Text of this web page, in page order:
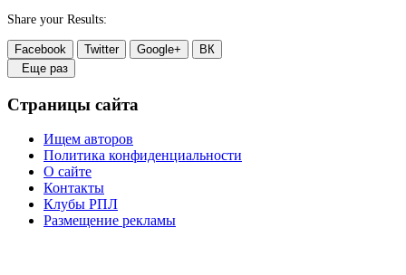
Share your Results:
Facebook Twitter Google+
ВК
Еще раз
Страницы сайта
Ищем авторов
Политика конфиденциальности
О сайте
Контакты
Клубы РПЛ
Размещение рекламы